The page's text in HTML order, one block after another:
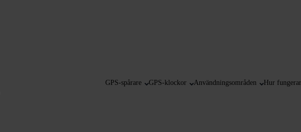
GPS-spårare GPS-klockor Användningsområden Hur